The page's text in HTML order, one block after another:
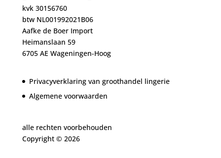
kvk 30156760
btw NL001992021B06
Aafke de Boer Import
Heimanslaan 59
6705 AE Wageningen-Hoog
Privacyverklaring van groothandel lingerie
Algemene voorwaarden
alle rechten voorbehouden
Copyright © 2026